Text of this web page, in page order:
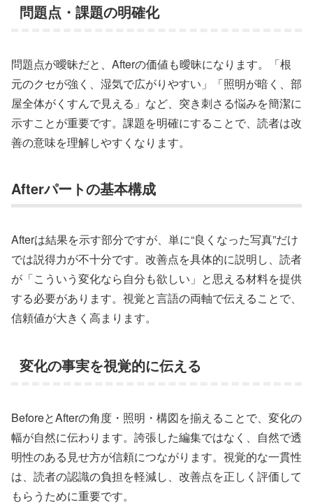
問題点・課題の明確化
問題点が曖昧だと、Afterの価値も曖昧になります。「根
元のクセが強く、湿気で広がりやすい」「照明が暗く、部
屋全体がくすんで見える」など、突き刺さる悩みを簡潔に
示すことが重要です。課題を明確にすることで、読者は改
善の意味を理解しやすくなります。
Afterパートの基本構成
Afterは結果を示す部分ですが、単に“良くなった写真”だけ
では説得力が不十分です。改善点を具体的に説明し、読者
が「こういう変化なら自分も欲しい」と思える材料を提供
する必要があります。視覚と言語の両軸で伝えることで、
信頼値が大きく高まります。
変化の事実を視覚的に伝える
BeforeとAfterの角度・照明・構図を揃えることで、変化の
幅が自然に伝わります。誇張した編集ではなく、自然で透
明性のある見せ方が信頼につながります。視覚的な一貫性
は、読者の認識の負担を軽減し、改善点を正しく評価して
もらうために重要です。